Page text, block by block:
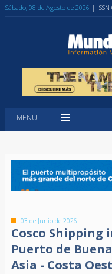
Sábado, 08 de Agosto de 2026 |
MENU
03 de Junio de 2026
Cosco Shipping
Puerto de
Asia - Costa